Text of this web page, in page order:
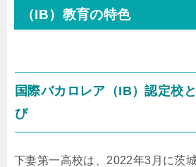
（IB）教育の特色
国際バカロレア（IB）認定校
び
下妻第一高校は、2022年3月に茨